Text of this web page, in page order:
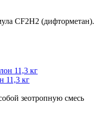
СF2H2 (дифторметан).
11,3 кг
зеотропную смесь